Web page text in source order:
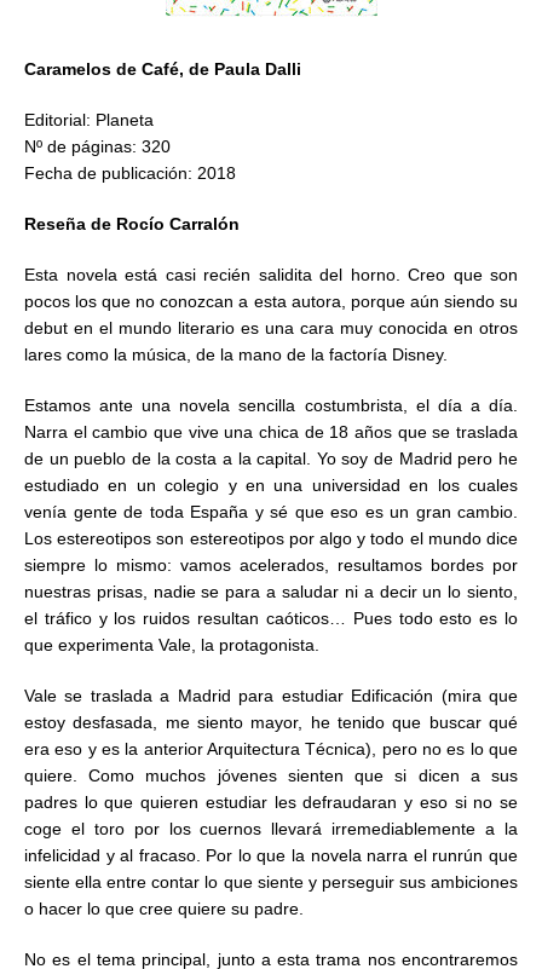
Caramelos de Café, de Paula Dalli
Editorial: Planeta
Nº de páginas: 320
Fecha de publicación: 2018
Reseña de Rocío Carralón
Esta novela está casi recién salidita del horno. Creo que son
pocos los que no conozcan a esta autora, porque aún siendo su
debut en el mundo literario es una cara muy conocida en otros
lares como la música, de la mano de la factoría Disney.
Estamos ante una novela sencilla costumbrista, el día a día.
Narra el cambio que vive una chica de 18 años que se traslada
de un pueblo de la costa a la capital. Yo soy de Madrid pero he
estudiado en un colegio y en una universidad en los cuales
venía gente de toda España y sé que eso es un gran cambio.
Los estereotipos son estereotipos por algo y todo el mundo dice
siempre lo mismo: vamos acelerados, resultamos bordes por
nuestras prisas, nadie se para a saludar ni a decir un lo siento,
el tráfico y los ruidos resultan caóticos… Pues todo esto es lo
que experimenta Vale, la protagonista.
Vale se traslada a Madrid para estudiar Edificación (mira que
estoy desfasada, me siento mayor, he tenido que buscar qué
era eso y es la anterior Arquitectura Técnica), pero no es lo que
quiere. Como muchos jóvenes sienten que si dicen a sus
padres lo que quieren estudiar les defraudaran y eso si no se
coge el toro por los cuernos llevará irremediablemente a la
infelicidad y al fracaso. Por lo que la novela narra el runrún que
siente ella entre contar lo que siente y perseguir sus ambiciones
o hacer lo que cree quiere su padre.
No es el tema principal, junto a esta trama nos encontraremos